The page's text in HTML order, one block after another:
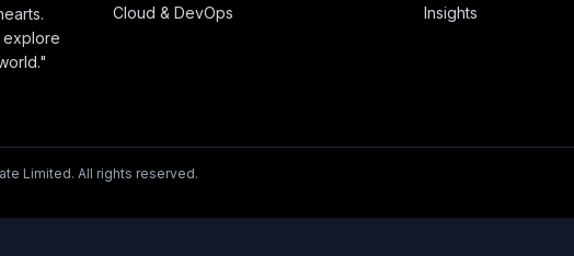
explore
Cloud & DevOps
Insights
Limited. All rights reserved.